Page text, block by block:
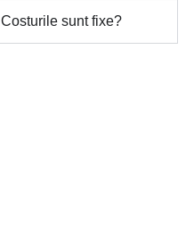
Costurile sunt fixe?